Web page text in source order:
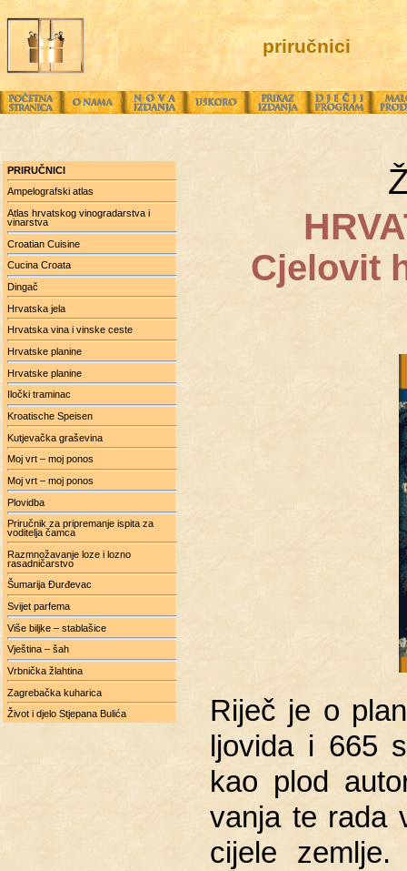
priručnici
PRIRUČNICI
Ampelografski atlas
Atlas hrvatskog vinogradarstva i
vinarstva
Croatian Cuisine
Cucina Croata
Dingač
Hrvatska jela
Hrvatska vina i vinske ceste
Hrvatske planine
Hrvatske planine
Iločki traminac
Kroatische Speisen
Kutjevačka graševina
Moj vrt – moj ponos
Moj vrt – moj ponos
Plovidba
Priručnik za pripremanje ispita za
voditelja čamca
Razmnožavanje loze i lozno
rasadničarstvo
Šumarija Đurđevac
Svijet parfema
Više biljke – stablašice
Vještina – šah
Vrbnička žlahtina
Zagrebačka kuharica
Život i djelo Stjepana Bulića
Cjelovit
Riječ je o
ljo­vi­da i 665
kao plod
va­nja te rada
ci­je­le